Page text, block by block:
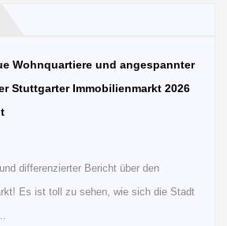
Wohnquartiere und angespannter
Stuttgarter Immobilienmarkt 2026
differenzierter Bericht über den
Es ist toll zu sehen, wie sich die Stadt